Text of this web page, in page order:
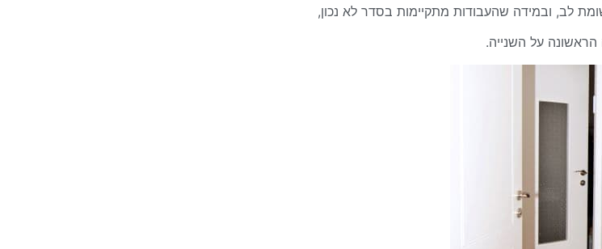
לב, ובמידה שהעבודות מתקיימות בסדר לא נכון,
על השנייה.